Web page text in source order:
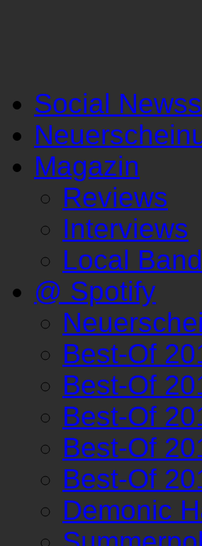
Social
Magazin
Reviews
Interviews
Local
@ Spotify
Best-Of
Best-Of
Best-Of
Best-Of
Best-Of
Demonic